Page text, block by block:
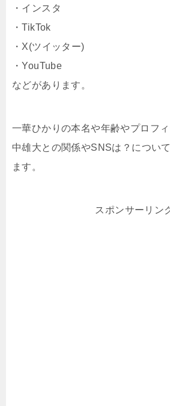
・インスタ
・TikTok
・X(ツイッター)
・YouTube
などがあります。
一華ひかりの本名や年齢やプロフ
中雄大との関係やSNSは？につい
ます。
スポンサーリン